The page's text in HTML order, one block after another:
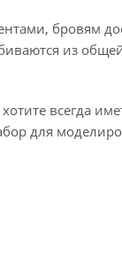
бровям
из
всегда
для